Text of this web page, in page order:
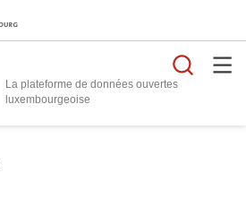
La plateforme de données ouvertes